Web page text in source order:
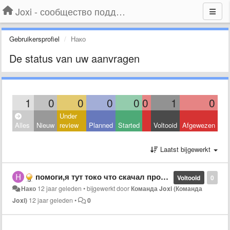
Joxi - сообщество поддержки
Gebruikersprofiel Нако
De status van uw aanvragen
1 0 0 0 0 0 1 0
Alles Nieuw
Under
review
Planned Started Voltooid Afgewezen
Laatst bijgewerkt
0
Voltooid
помоги,я тут токо что скачал прогу,а терь все работает но незнаю как удалять те рисунки которые сделал,с низу стрелочка есть она удаляет но не все,и когда по новой открываю прогу то там эти рисунки и все еще стоят там,особенно стрелки!!!
Нако 12 jaar geleden •bijgewerkt doorКоманда Joxi (Команда
Joxi) 12 jaar geleden • 0